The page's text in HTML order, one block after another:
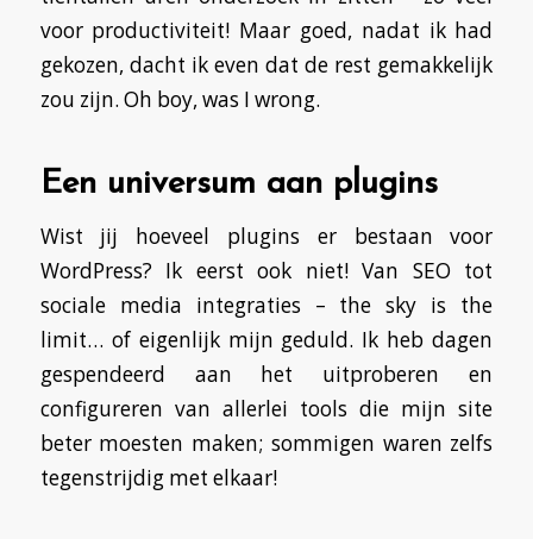
voor productiviteit! Maar goed, nadat ik had
gekozen, dacht ik even dat de rest gemakkelijk
zou zijn. Oh boy, was I wrong.
Een universum aan plugins
Wist jij hoeveel plugins er bestaan voor
WordPress? Ik eerst ook niet! Van SEO tot
sociale media integraties – the sky is the
limit… of eigenlijk mijn geduld. Ik heb dagen
gespendeerd aan het uitproberen en
configureren van allerlei tools die mijn site
beter moesten maken; sommigen waren zelfs
tegenstrijdig met elkaar!